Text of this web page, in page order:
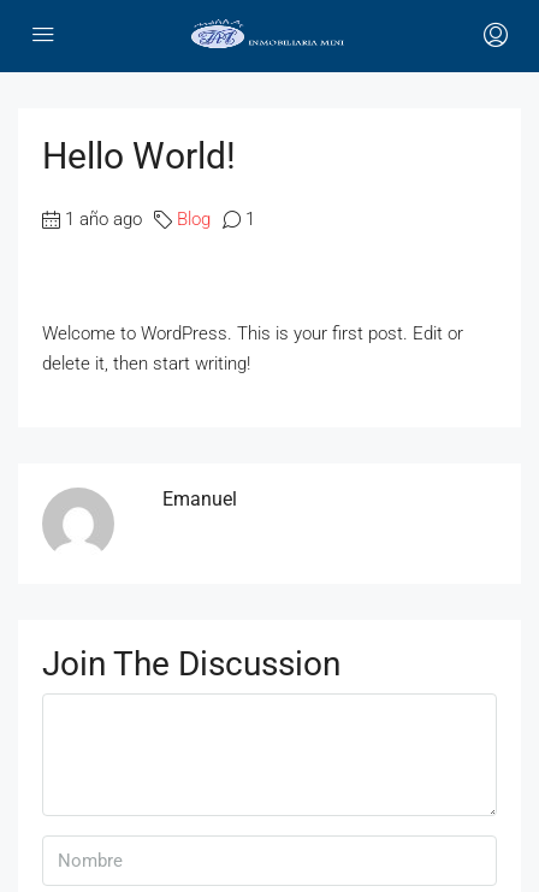
Hello World!
1 año ago Blog 1
Welcome to WordPress. This is your first post. Edit or
delete it, then start writing!
Emanuel
Join The Discussion